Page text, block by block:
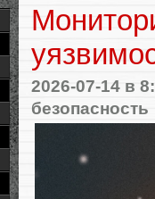
2026-07-14 в
безопасность